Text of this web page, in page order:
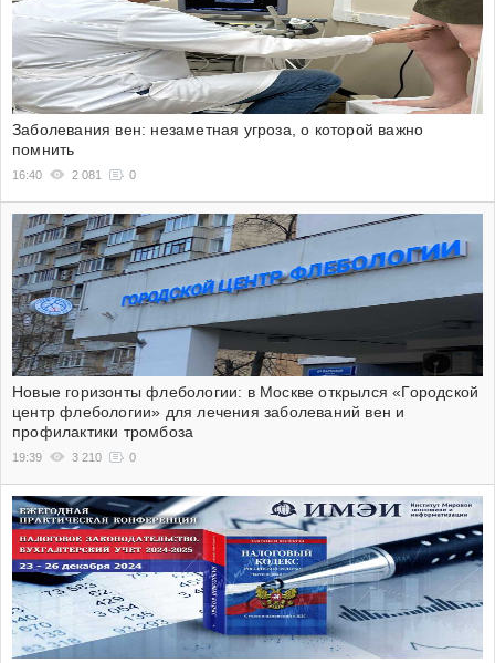
Заболевания вен: незаметная угроза, о которой важно
помнить
16:40 2 081 0
Новые горизонты флебологии: в Москве открылся «Городской
центр флебологии» для лечения заболеваний вен и
профилактики тромбоза
19:39 3 210 0